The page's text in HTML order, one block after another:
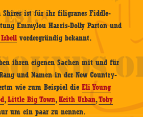
Shires ist für ihr filigranes Fiddle-
Emmylou Harris-Dolly Parton und
Isbell vordergründig bekannt.
ihren eigenen Sachen mit und für
und Namen in der New Country-
wie zum Beispiel dieEli Young
,Little Big Town,Keith Urban,Toby
um ein paar zu nennen.